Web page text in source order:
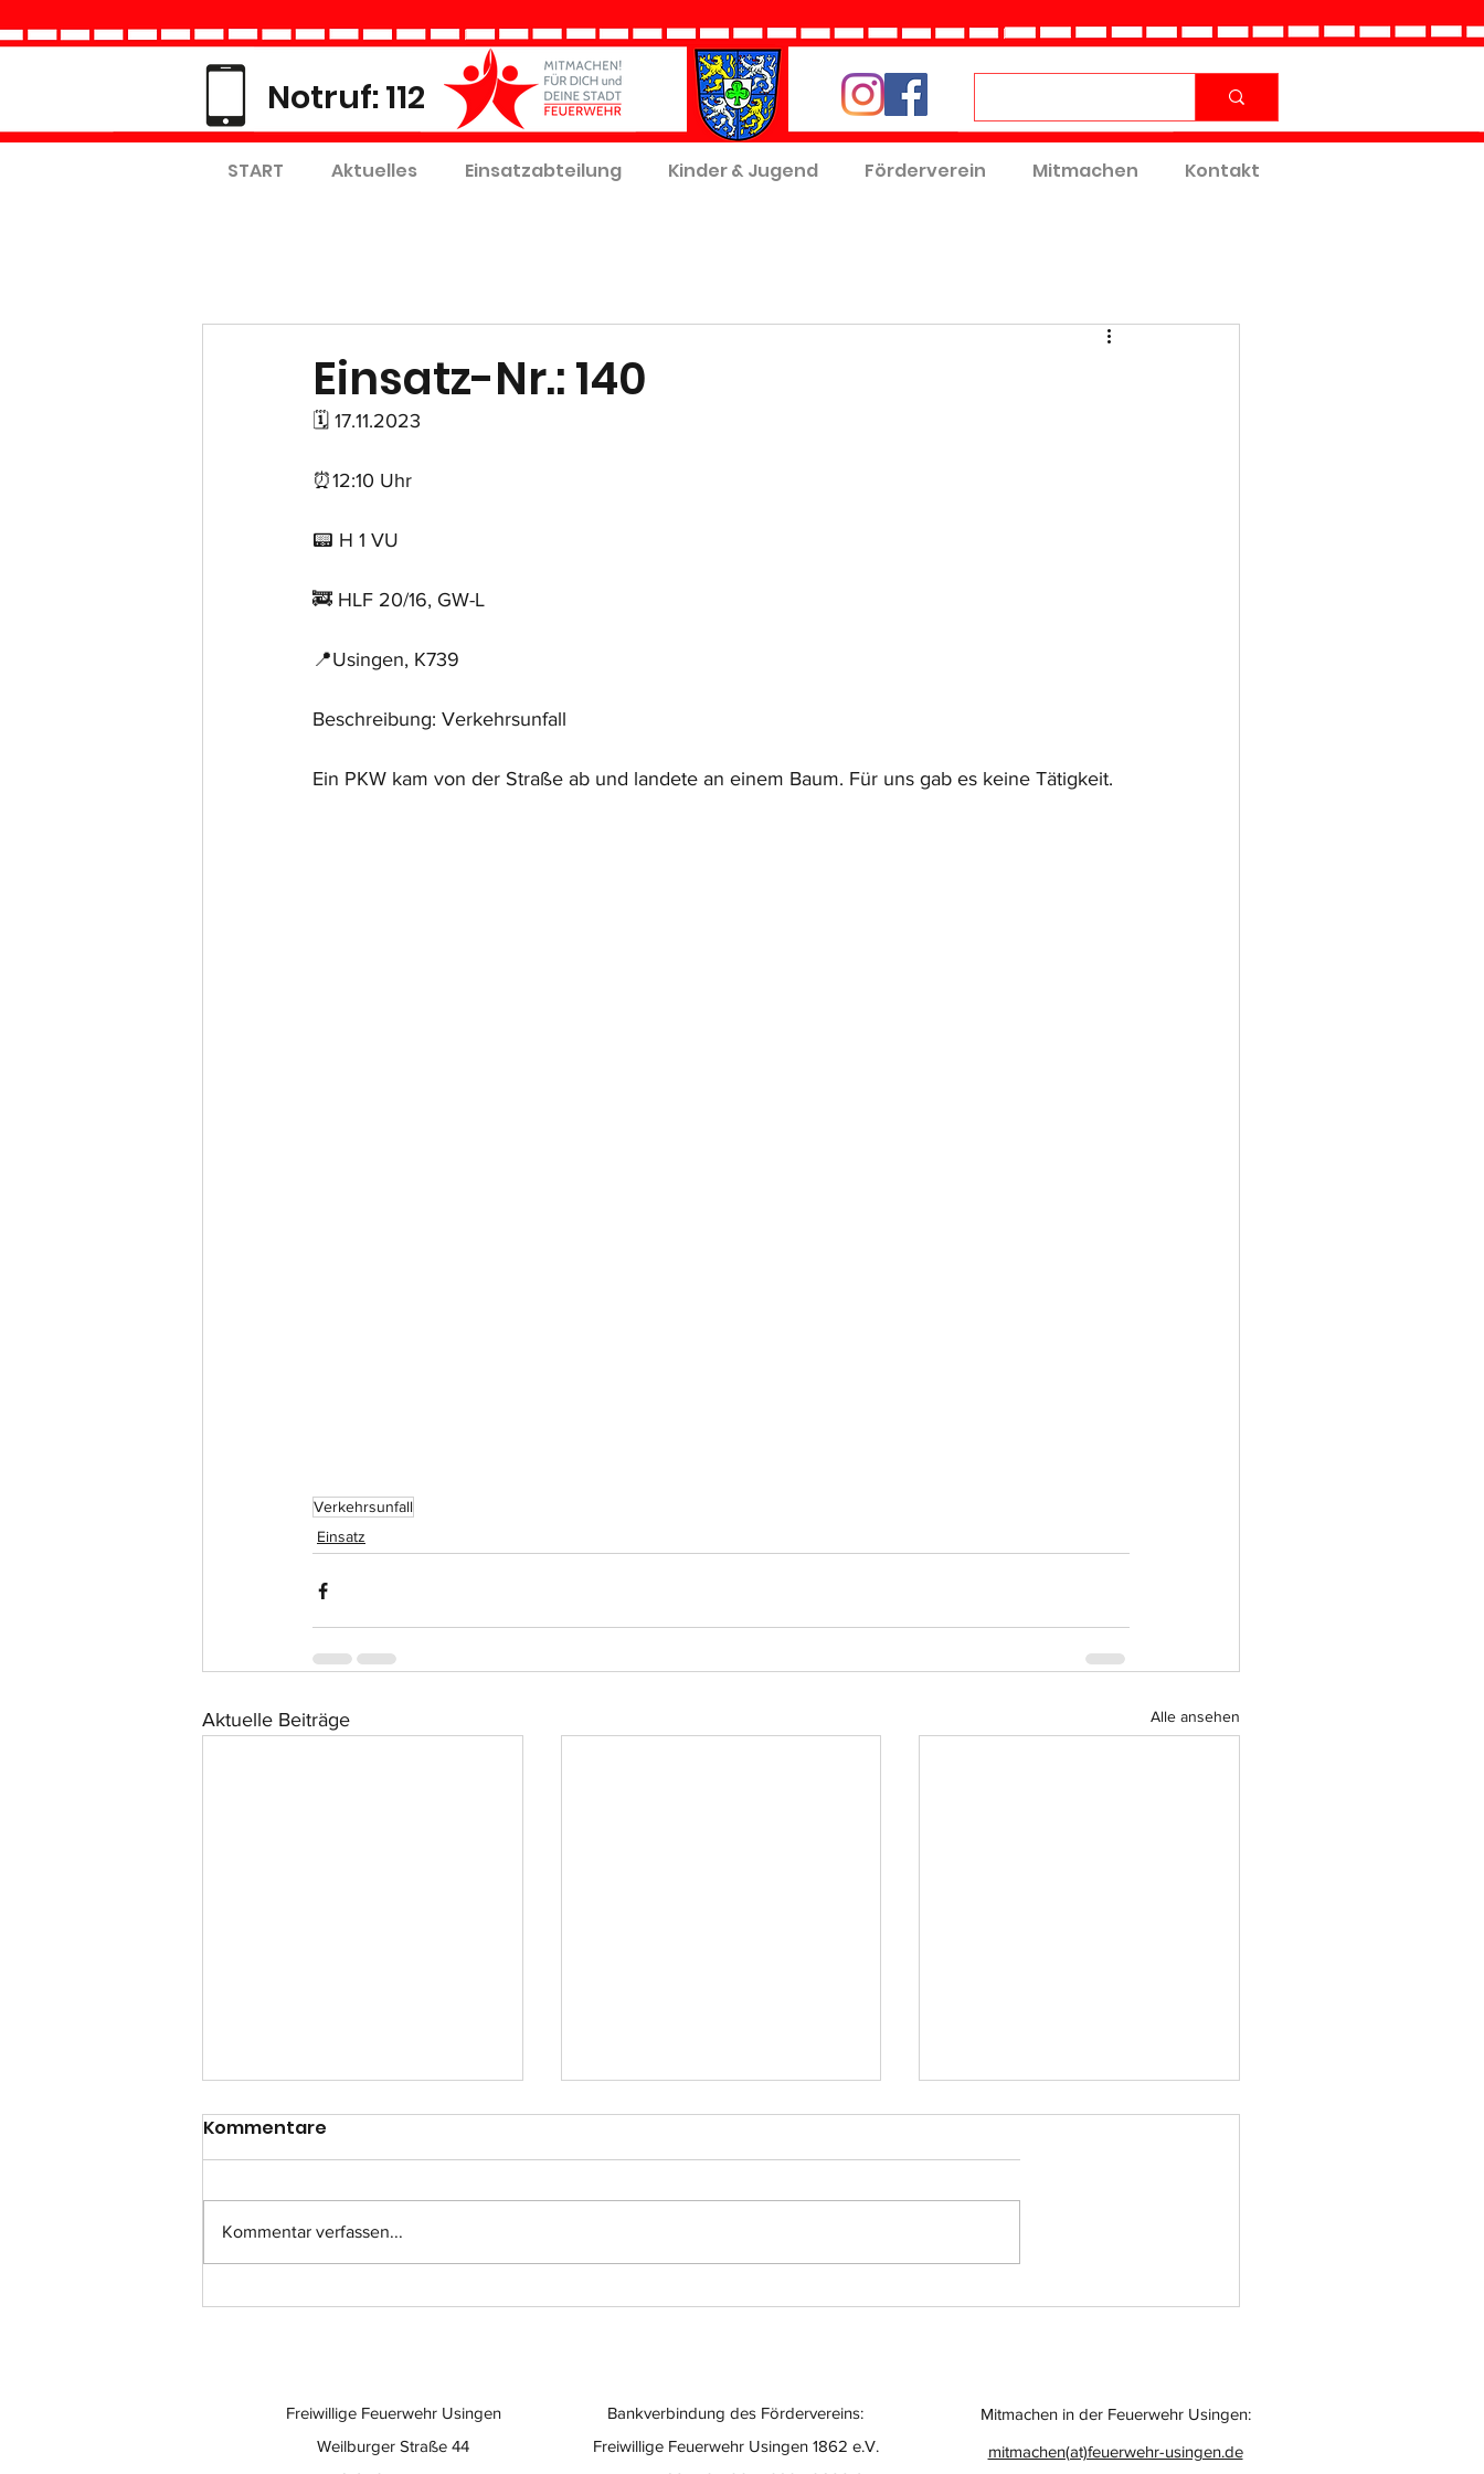
Notruf: 112
START Aktuelles Einsatzabteilung Kinder & Jugend Förderverein Mitmachen Kontakt
Einsatz-Nr.: 140
🗓 17.11.2023
⏰12:10 Uhr
📟 H 1 VU
🚒 HLF 20/16, GW-L
📍Usingen, K739
Beschreibung: Verkehrsunfall
Ein PKW kam von der Straße ab und landete an einem Baum. Für uns gab es keine Tätigkeit.
Verkehrsunfall
Einsatz
Aktuelle Beiträge Alle ansehen
Einsatz-Nr.: 057
Kommentare
Kommentar verfassen...
Bankverbindung des Fördervereins:
Freiwillige Feuerwehr Usingen 1862 e.V.
Freiwillige Feuerwehr Usingen
Weilburger Straße 44
Mitmachen in der Feuerwehr Usingen:
mitmachen(at)feuerwehr-usingen.de